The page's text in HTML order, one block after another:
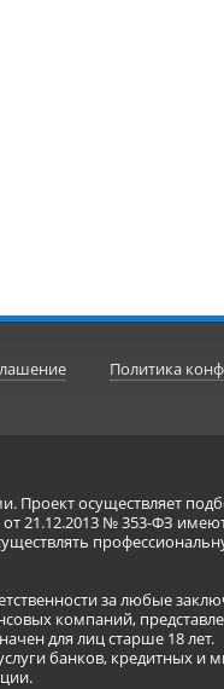
Политика
Проект осуществляет
21.12.2013 № 353-ФЗ
за любые
компаний,
для лиц старше 18 лет.
банков, кредитных